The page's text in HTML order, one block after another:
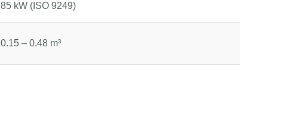
85 kW (ISO 9249)
0.15 – 0.48 m³